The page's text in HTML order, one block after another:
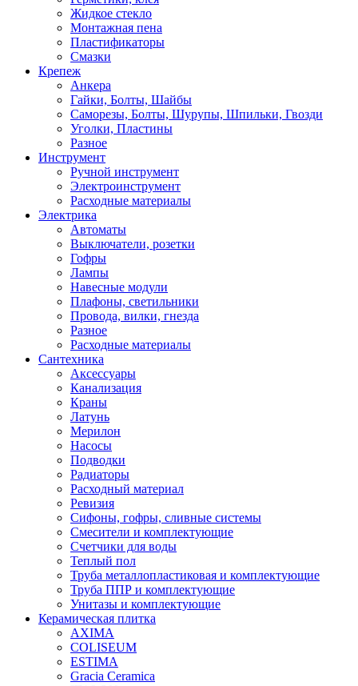
Жидкое стекло
Монтажная пена
Пластификаторы
Смазки
Крепеж
Анкера
Гайки, Болты, Шайбы
Саморезы, Болты, Шурупы, Шпильки, Гвозди
Уголки, Пластины
Разное
Инструмент
Ручной инструмент
Электроинструмент
Расходные материалы
Электрика
Автоматы
Выключатели, розетки
Гофры
Лампы
Навесные модули
Плафоны, светильники
Провода, вилки, гнезда
Разное
Расходные материалы
Сантехника
Аксессуары
Канализация
Краны
Латунь
Мерилон
Насосы
Подводки
Радиаторы
Расходный материал
Ревизия
Сифоны, гофры, сливные системы
Смесители и комплектующие
Счетчики для воды
Теплый пол
Труба металлопластиковая и комплектующие
Труба ППР и комплектующие
Унитазы и комплектующие
Керамическая плитка
AXIMA
COLISEUM
ESTIMA
Gracia Ceramica